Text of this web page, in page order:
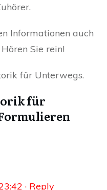
Informationen auch
Sie rein!
für Unterwegs.
für
· Reply